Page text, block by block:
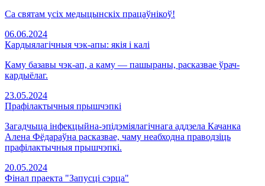
Са святам усіх медыцынскіх працаўнікоў!
06.06.2024
Кардыялагічныя чэк-апы: якія і калі
Каму базавы чэк-ап, а каму — пашыраны, расказвае ўрач-
кардыёлаг.
23.05.2024
Прафілактычныя прышчэпкі
Загадчыца інфекцыйна-эпідэміялагічнага аддзела Качанка
Алена Фёдараўна расказвае, чаму неабходна праводзіць
прафілактычныя прышчэпкі.
20.05.2024
Фінал праекта "Запусці сэрца"